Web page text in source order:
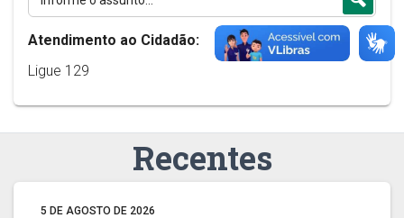
Atendimento ao Cidadão:
Ligue 129
Recentes
5 DE AGOSTO DE 2026